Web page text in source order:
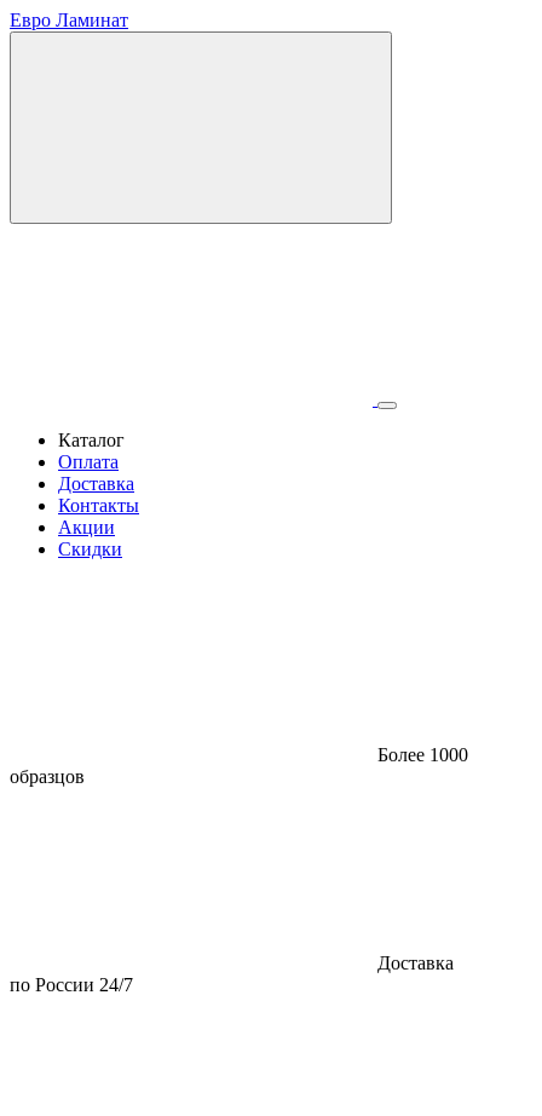
Евро Ламинат
Каталог
Оплата
Доставка
Контакты
Акции
Скидки
Более 1000
образцов
Доставка
по России 24/7